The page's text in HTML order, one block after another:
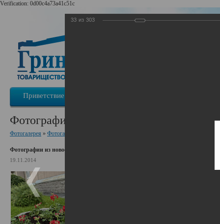
Verification: 0d00c4a73a41c51c
Приветствие
Фотографии из новостей
Фотогалерея » Фотогалерея ТСЖ «ГринЛандия»
Фотографии из новостей
19.11.2014
33 из 303